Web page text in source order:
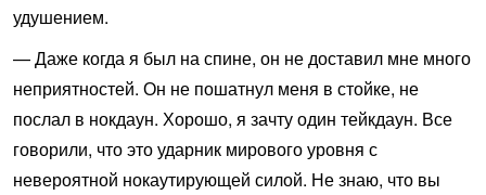
удушением.
— Даже когда я был на спине, он не доставил мне много
неприятностей. Он не пошатнул меня в стойке, не
послал в нокдаун. Хорошо, я зачту один тейкдаун. Все
говорили, что это ударник мирового уровня с
невероятной нокаутирующей силой. Не знаю, что вы